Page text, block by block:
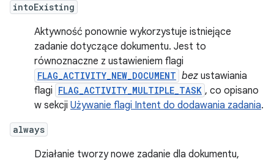
intoExisting
Aktywność ponownie wykorzystuje istniejące
zadanie dotyczące dokumentu. Jest to
równoznaczne z ustawieniem flagi
FLAG_ACTIVITY_NEW_DOCUMENT bez ustawiania
flagi FLAG_ACTIVITY_MULTIPLE_TASK , co opisano
w sekcji Używanie flagi Intent do dodawania zadania.
always
Działanie tworzy nowe zadanie dla dokumentu,